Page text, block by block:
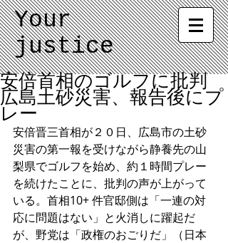
Your
justice
安倍首相のゴルフに批判
広島土砂災害、報告後にプ
レー
安倍晋三首相が２０日、広島市の土砂
災害の第一報を受けながら静養先の山
梨県でゴルフを始め、約１時間プレー
を続けたことに、批判の声が上がって
いる。首相10+ 件官邸側は「一連の対
応に問題はない」と火消しに躍起だ
が、野党は「政権のおごりだ」（日本